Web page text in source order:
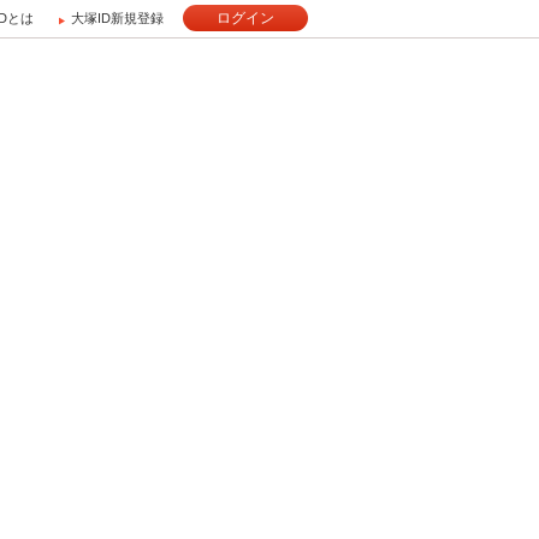
とは 大塚ID新規登録 ログイン